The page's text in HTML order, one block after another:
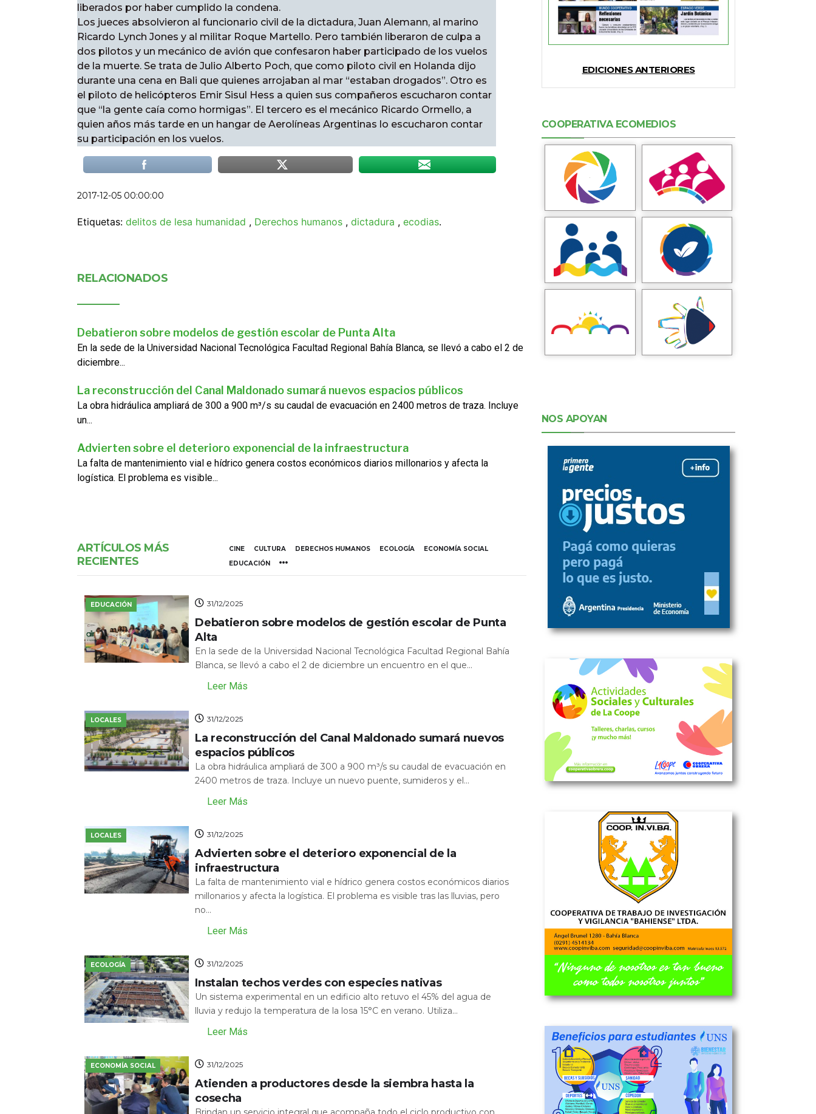
liberados por haber cumplido la condena.
Los jueces absolvieron al funcionario civil de la dictadura, Juan Alemann, al marino
Ricardo Lynch Jones y al militar Roque Martello. Pero también liberaron de culpa a
dos pilotos y un mecánico de avión que confesaron haber participado de los vuelos
de la muerte. Se trata de Julio Alberto Poch, que como piloto civil en Holanda dijo
durante una cena en Bali que quienes arrojaban al mar “estaban drogados”. Otro es
el piloto de helicópteros Emir Sisul Hess a quien sus compañeros escucharon contar
que “la gente caía como hormigas”. El tercero es el mecánico Ricardo Ormello, a
quien años más tarde en un hangar de Aerolíneas Argentinas lo escucharon contar
su participación en los vuelos.
2017-12-05 00:00:00
Etiquetas: delitos de lesa humanidad , Derechos humanos , dictadura , ecodias.
RELACIONADOS
Debatieron sobre modelos de gestión escolar de Punta Alta
En la sede de la Universidad Nacional Tecnológica Facultad Regional Bahía Blanca, se llevó a cabo el 2 de
diciembre...
La reconstrucción del Canal Maldonado sumará nuevos espacios públicos
La obra hidráulica ampliará de 300 a 900 m³/s su caudal de evacuación en 2400 metros de traza. Incluye
un...
Advierten sobre el deterioro exponencial de la infraestructura
La falta de mantenimiento vial e hídrico genera costos económicos diarios millonarios y afecta la
logística. El problema es visible...
ARTÍCULOS MÁS
RECIENTES
CINE CULTURA DERECHOS HUMANOS ECOLOGÍA
ECONOMÍA SOCIAL
EDUCACIÓN
EDUCACIÓN 31/12/2025
Debatieron sobre modelos de gestión escolar de Punta
Alta
En la sede de la Universidad Nacional Tecnológica Facultad Regional Bahía
Blanca, se llevó a cabo el 2 de diciembre un encuentro en el que...
Leer Más
LOCALES 31/12/2025
La reconstrucción del Canal Maldonado sumará nuevos
espacios públicos
La obra hidráulica ampliará de 300 a 900 m³/s su caudal de evacuación en
2400 metros de traza. Incluye un nuevo puente, sumideros y el...
Leer Más
LOCALES 31/12/2025
Advierten sobre el deterioro exponencial de la
infraestructura
La falta de mantenimiento vial e hídrico genera costos económicos diarios
millonarios y afecta la logística. El problema es visible tras las lluvias, pero
no...
Leer Más
ECOLOGÍA 31/12/2025
Instalan techos verdes con especies nativas
Un sistema experimental en un edificio alto retuvo el 45% del agua de
lluvia y redujo la temperatura de la losa 15°C en verano. Utiliza...
Leer Más
ECONOMÍA SOCIAL 31/12/2025
Atienden a productores desde la siembra hasta la
cosecha
EDICIONES ANTERIORES
COOPERATIVA ECOMEDIOS
NOS APOYAN